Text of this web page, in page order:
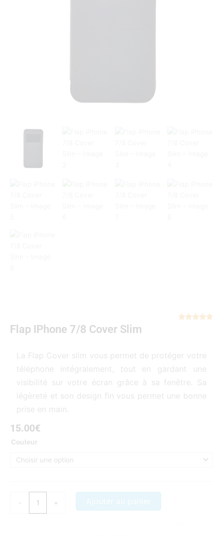

Flap IPhone 7/8 Cover Slim
La Flap Cover slim vous permet de protéger votre
téléphone intégralement, tout en gardant une
visibilité sur votre écran grâce à sa fenêtre. Sa
légèreté et son design fin vous permet une bonne
prise en main.
15.00€
Couleur
-
quantité
Flap
+